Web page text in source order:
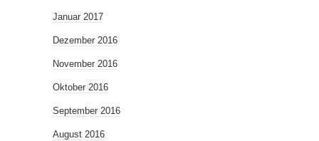
Januar 2017
Dezember 2016
November 2016
Oktober 2016
September 2016
August 2016